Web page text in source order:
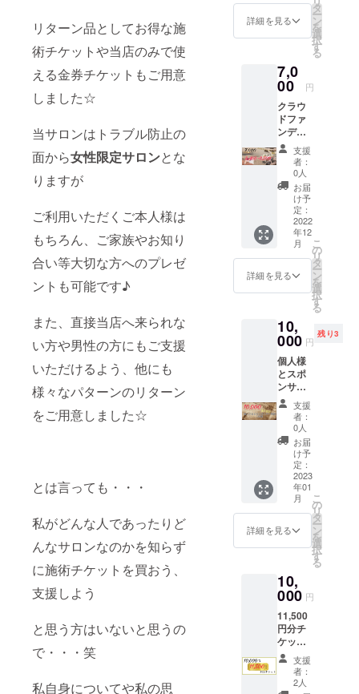
リターン品としてお得な施
術チケットや当店のみで使
える金券チケットもご用意
しました☆
当サロンはトラブル防止の
面から女性限定サロンとな
りますが
ご利用いただくご本人様は
もちろん、ご家族やお知り
合い等大切な方へのプレゼ
ントも可能です♪
また、直接当店へ来られな
い方や男性の方にもご支援
いただけるよう、他にも
様々なパターンのリターン
をご用意しました☆
とは言っても・・・
私がどんな人であったりど
んなサロンなのかを知らず
に施術チケットを買おう、
支援しよう
と思う方はいないと思うの
で・・・笑
私自身についてや私の思
方まで
お楽し
す♪ ※そ
れぞれ
の原材
料は画
像をご
参照く
ださ
い。
※Red、
Blackの
2種類か
らお選
びいた
だけま
す。 ※
代わり
に“メー
ティー
なし”、
も選択
できま
す。 ※
送付先
のご住
所の再
確認を
お願い
します
い♪ ※
メール
より支
援者さ
LINEへ
チケッ
トをお
送り致
しま
す。
“LINE未
使用”の
と、“プ
レゼン
ト予
定”の方
は郵送
致しま
「郵送
希望」
とコメ
ント下
さい☆
※ご予約
は公式
LINEと
予約
フォー
ムから
受付け
る予定
です。
※有効期
業月か
ら6ヶ
は小柄
なた
め、極
端な強
圧はで
きませ
ん。 ※
法令に
基づく
る方な
どにも
用入浴
剤です
が、通
常入浴
にも使
えま
す。 足
湯とし
て8回
分、お
風呂入
浴剤と
して2〜
3回分
・市販
入浴剤
の炭酸
mに比
べ、こ
ちらは
620pp
mのお
よそ“6
倍”も強
力な炭
酸量！
・「ド
クダ
ミ」
「カモ
ミー
ル」
ートゥ
リー」
とスッ
キリ、
優しい
香り♪
・10〜
15分程
度足湯
に浸
かった
ス」(漢
方アロ
マオイ
ル)での
予定
の“強炭
酸足
湯”の入
浴剤
セット
です。
足湯専
用入浴
剤です
が、通
常入浴
にも使
えま
す。 足
湯とし
ては14
しては
約4～5
回分 従
来の入
浴剤や
足湯と
しては
もちろ
ん、入
浴が辛
い方、
足裏の
汚れが
気にな
る方な
どにも
オスス
炭酸濃
度90〜
mに比
べ、こ
ちらは
620pp
mのお
よそ6倍
詳細を見る
タ
ー
ン
を
選
択
す
る
7,0
00 円
クラウ
ドファ
ンディ
ング限
定コー
ス。
「ボ
ディケ
ア50分
+ヘッド
&アイ
15分」
又は
「ボ
ディケ
ア50分
オイル
15分」
の、ど
ちらか
選べる
組み合
わせ
コース
チケッ
ト。 ※
ハンド
オイル
は肘〜
指先ま
での施
術で
す。 ※
トとし
てもぜ
ひご利
用下さ
い♪ ※
メール
で確認
後、公
式LINE
支援
者：
0人
お届
け予
定：
2022
年12
月
詳細を見る
こ
の
リ
タ
ー
ン
を
選
択
す
る
10,
000 円
残り3
個人様
とスポ
ンサー
契約
を、サ
ロン開
業か
ら“1年
間”結ば
せて頂
きま
す。 個
人事業
主さま
以外で
も、個
宣伝し
たい事
がある
方など
も大歓
迎♪ ①
当ホー
ムペー
ジに、
支援
者：
0人
お届
け予
定：
2023
年01
月
詳細を見る
こ
の
リ
タ
ー
ン
を
選
択
す
る
10,
000 円
11,500
円分チ
ケット
(1,500
円お得)
・5,000
支援
者：
2人